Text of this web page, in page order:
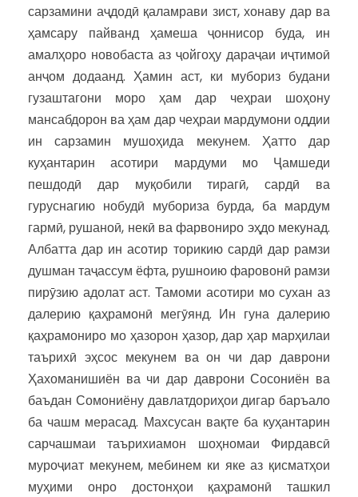
сарзамини аҷдодӣ қаламрави зист, хонаву дар ва
ҳамсару пайванд ҳамеша ҷоннисор буда, ин
амалҳоро новобаста аз ҷойгоҳу дараҷаи иҷтимоӣ
анҷом додаанд. Ҳамин аст, ки мубориз будани
гузаштагони моро ҳам дар чеҳраи шоҳону
мансабдорон ва ҳам дар чеҳраи мардумони оддии
ин сарзамин мушоҳида мекунем. Ҳатто дар
куҳантарин асотири мардуми мо Ҷамшеди
пешдодӣ дар муқобили тирагӣ, сардӣ ва
гуруснагию нобудӣ мубориза бурда, ба мардум
гармӣ, рушаноӣ, некӣ ва фарвониро эҳдо мекунад.
Албатта дар ин асотир торикию сардӣ дар рамзи
душман таҷассум ёфта, рушноию фаровонӣ рамзи
пирӯзию адолат аст. Тамоми асотири мо сухан аз
далерию қаҳрамонӣ мегӯянд. Ин гуна далерию
қаҳрамониро мо ҳазорон ҳазор, дар ҳар марҳилаи
таърихӣ эҳсос мекунем ва он чи дар даврони
Ҳахоманишиён ва чи дар даврони Сосониён ва
баъдан Сомониёну давлатдориҳои дигар баръало
ба чашм мерасад. Махсусан вақте ба куҳантарин
сарчашмаи таърихиамон шоҳномаи Фирдавсӣ
муроҷиат мекунем, мебинем ки яке аз қисматҳои
муҳими онро достонҳои қаҳрамонӣ ташкил